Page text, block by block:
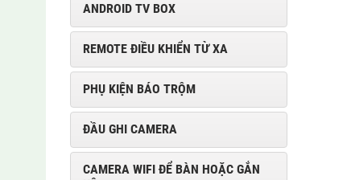
ANDROID TV BOX
REMOTE ĐIỀU KHIỂN TỪ XA
PHỤ KIỆN BÁO TRỘM
ĐẦU GHI CAMERA
CAMERA WIFI ĐỂ BÀN HOẶC GẮN